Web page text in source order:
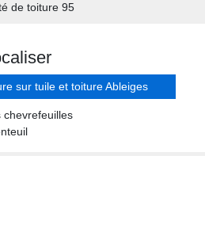
de toiture 95
sur tuile et toiture Ableiges
chevrefeuilles